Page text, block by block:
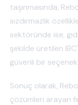
taşınmasında,
sızdırmazlık
sektöründe ise,
şekilde üretilen
güvenli bir
Sonuç olarak,
çözümleri arayan